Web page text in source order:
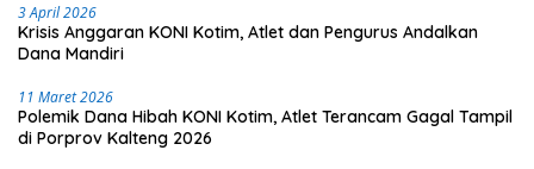
3 April 2026
Krisis Anggaran KONI Kotim, Atlet dan Pengurus Andalkan
Dana Mandiri
11 Maret 2026
Polemik Dana Hibah KONI Kotim, Atlet Terancam Gagal Tampil
di Porprov Kalteng 2026